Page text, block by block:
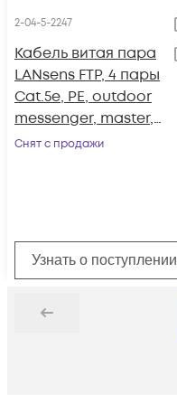
2-04-5-2247
Кабель витая пара
LANsens FTP, 4 пары
Cat.5e, PE, outdoor
messenger, master,
305м
Снят с продажи
Узнать о поступлении
Назад